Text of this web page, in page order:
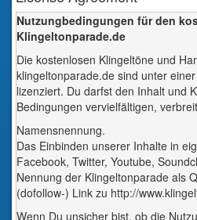
Nutzungbedingungen für den
Klingeltonparade.de
Die kostenlosen Klingeltöne und
klingeltonparade.de sind unter einer
lizenziert. Du darfst den Inhalt und
Bedingungen vervielfältigen,
Namensnennung.
Das Einbinden unserer Inhalte in
Facebook, Twitter, Youtube,
Nennung der Klingeltonparade als
(dofollow-) Link zu http://
Wenn Du unsicher bist, ob die